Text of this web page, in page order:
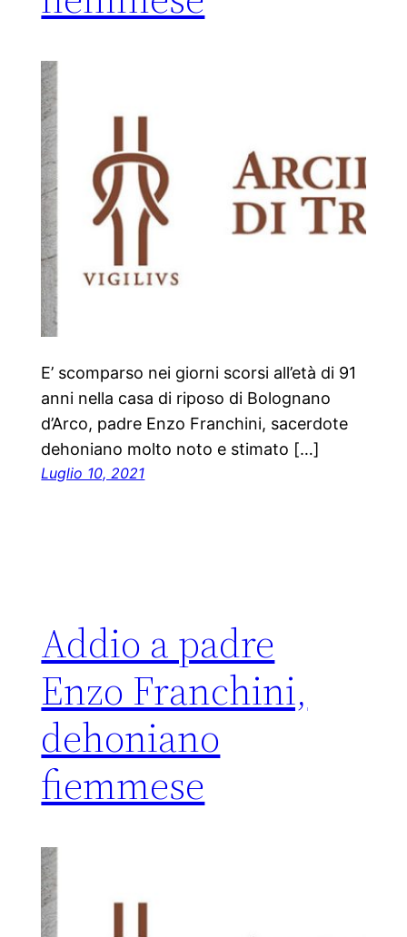
E’ scomparso nei giorni scorsi all’età di 91
anni nella casa di riposo di Bolognano
d’Arco, padre Enzo Franchini, sacerdote
dehoniano molto noto e stimato […]
Luglio 10, 2021
Addio a padre
Enzo Franchini,
dehoniano
fiemmese